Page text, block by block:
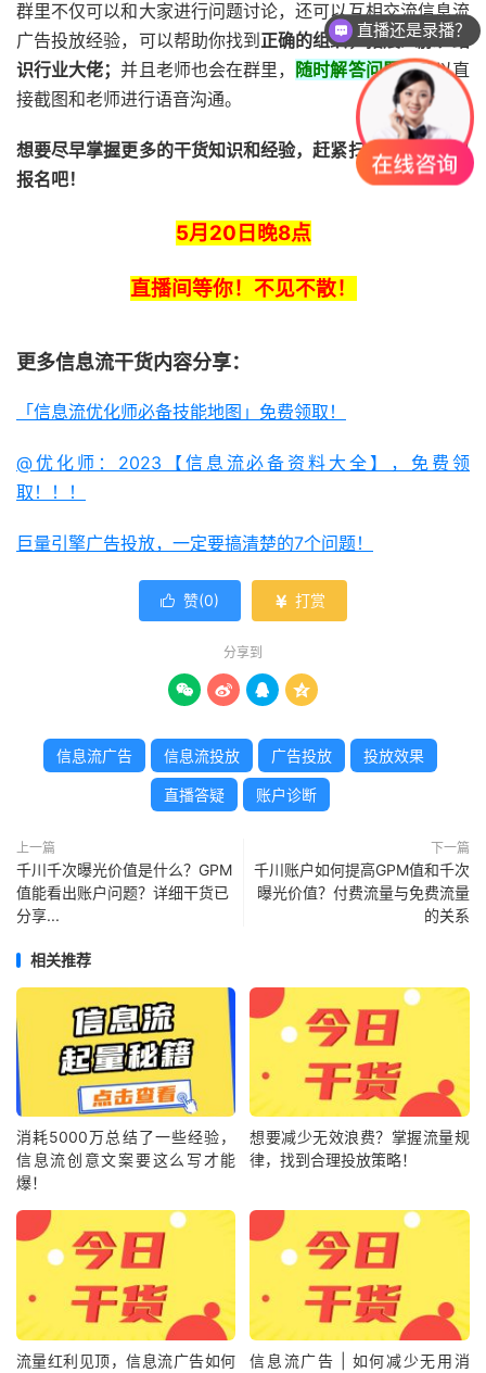
群里不仅可以和大家进行问题讨论，还可以互相交流信息流
广告投放经验，可以帮助你找到正确的组织，拓展人脉、结
识行业大佬；并且老师也会在群里， 随时解答问题，可以直
接截图和老师进行语音沟通。
想要尽早掌握更多的干货知识和经验，赶紧扫描下方二维码
报名吧！
5月20日晚8点
直播间等你！不见不散！
更多信息流干货内容分享：
「信息流优化师必备技能地图」免费领取！
@优化师：2023【信息流必备资料大全】，免费领
取！！！
巨量引擎广告投放，一定要搞清楚的7个问题！
 赞(0)  打赏
分享到
   
信息流广告 信息流投放 广告投放 投放效果
直播答疑 账户诊断
上一篇
千川千次曝光价值是什么？GPM
值能看出账户问题？详细干货已
分享...
下一篇
千川账户如何提高GPM值和千次
曝光价值？付费流量与免费流量
的关系
相关推荐
消耗5000万总结了一些经验，
信息流创意文案要这么写才能
爆！
想要减少无效浪费？掌握流量规
律，找到合理投放策略！
流量红利见顶，信息流广告如何
信息流广告 | 如何减少无用消
直播还是录播？